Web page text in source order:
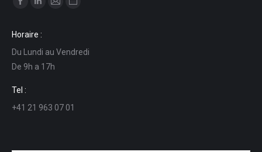
opens
in
new
window
opens
in
new
in
in
Horaire :
Du Lundi au Vendredi
De 9h a 17h
Tel :
+41 21 963 07 01